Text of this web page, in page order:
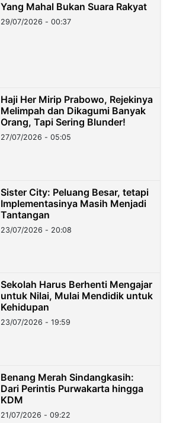
Yang Mahal Bukan Suara Rakyat
29/07/2026 - 00:37
Haji Her Mirip Prabowo, Rejekinya
Melimpah dan Dikagumi Banyak
Orang, Tapi Sering Blunder!
27/07/2026 - 05:05
Sister City: Peluang Besar, tetapi
Implementasinya Masih Menjadi
Tantangan
23/07/2026 - 20:08
Sekolah Harus Berhenti Mengajar
untuk Nilai, Mulai Mendidik untuk
Kehidupan
23/07/2026 - 19:59
Benang Merah Sindangkasih:
Dari Perintis Purwakarta hingga
KDM
21/07/2026 - 09:22